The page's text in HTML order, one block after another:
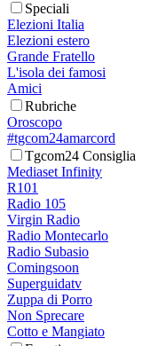
Speciali
Elezioni Italia
Elezioni estero
Grande Fratello
L'isola dei famosi
Amici
Rubriche
Oroscopo
#tgcom24amarcord
Tgcom24 Consiglia
Mediaset Infinity
R101
Radio 105
Virgin Radio
Radio Montecarlo
Radio Subasio
Comingsoon
Superguidatv
Zuppa di Porro
Non Sprecare
Cotto e Mangiato